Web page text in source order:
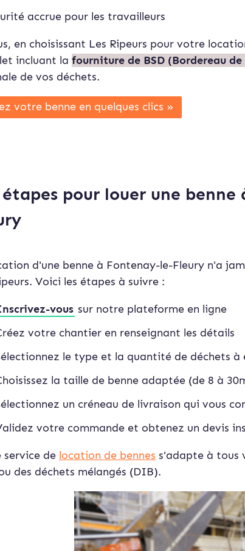
accrue pour les travailleurs
en choisissant Les Ripeurs pour votre
incluant la fourniture de BSD (Bordereau de
de vos déchets.
votre benne en quelques clics »
étapes pour louer une
d'une benne à Fontenay-le-Fleury n'a
Voici les étapes à suivre :
vous sur notre plateforme en ligne
votre chantier en renseignant les détails
le type et la quantité de déchets à
la taille de benne adaptée (de 8 à
un créneau de livraison qui vous
votre commande et obtenez un devis
service de location de bennes s'adapte à tous
des déchets mélangés (DIB).